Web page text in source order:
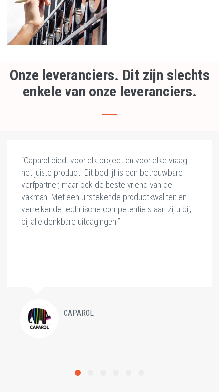
Onze leveranciers. Dit zijn slechts
enkele van onze leveranciers.
“Caparol biedt voor elk project en voor elke vraag
het juiste product. Dit bedrijf is een betrouwbare
verfpartner, maar ook de beste vriend van de
vakman. Met een uitstekende productkwaliteit en
verreikende technische competentie staan zij u bij,
bij alle denkbare uitdagingen.”
CAPAROL